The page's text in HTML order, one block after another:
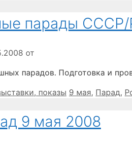
парады СССР/
от
парадов. Подготовка и
показы Метки
9 мая, Парад,
9 мая 2008